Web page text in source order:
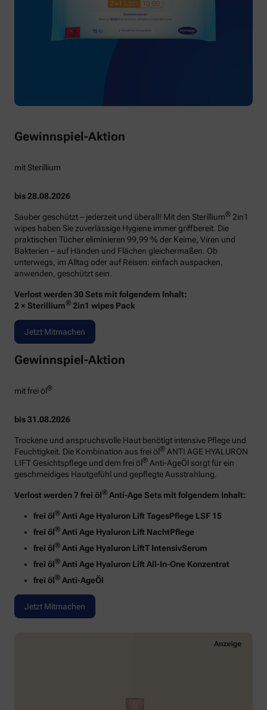
Gewinnspiel-Aktion
mit Sterillium
bis 28.08.2026
Sauber geschützt – jederzeit und überall! Mit den Sterillium® 2in1
wipes haben Sie zuverlässige Hygiene immer griffbereit. Die
praktischen Tücher eliminieren 99,99 % der Keime, Viren und
Bakterien – auf Händen und Flächen gleichermaßen. Ob
unterwegs, im Alltag oder auf Reisen: einfach auspacken,
anwenden, geschützt sein.
Verlost werden 30 Sets mit folgendem Inhalt:
2 × Sterillium® 2in1 wipes Pack
Jetzt Mitmachen
Gewinnspiel-Aktion
mit frei öl®
bis 31.08.2026
Trockene und anspruchsvolle Haut benötigt intensive Pflege und
Feuchtigkeit. Die Kombination aus frei öl® ANTI AGE HYALURON
LIFT Gesichtspflege und dem frei öl® Anti-AgeÖl sorgt für ein
geschmeidiges Hautgefühl und gepflegte Ausstrahlung.
Verlost werden 7 frei öl® Anti-Age Sets mit folgendem Inhalt:
frei öl® Anti Age Hyaluron Lift TagesPflege LSF 15
frei öl® Anti Age Hyaluron Lift NachtPflege
frei öl® Anti Age Hyaluron LiftT IntensivSerum
frei öl® Anti Age Hyaluron Lift All-In-One Konzentrat
frei öl® Anti-AgeÖl
Jetzt Mitmachen